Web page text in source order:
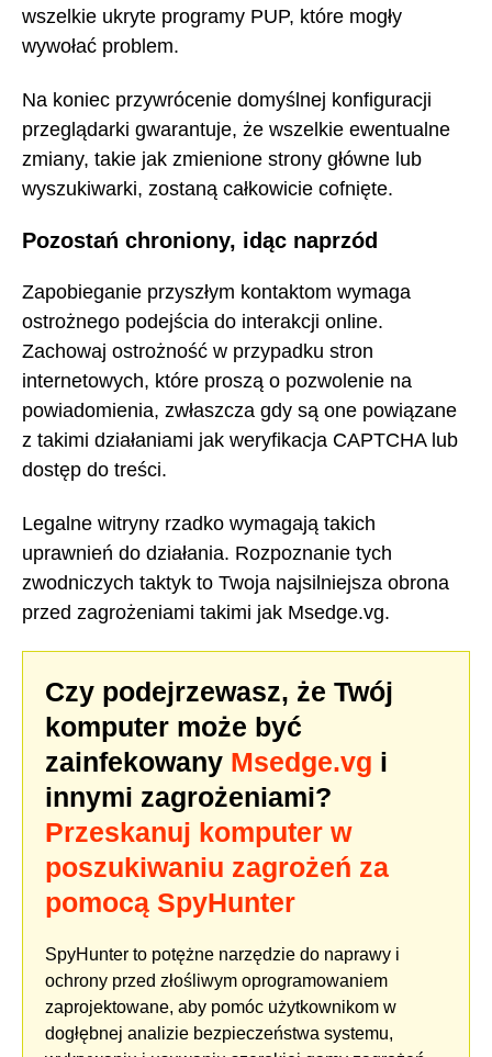
wszelkie ukryte programy PUP, które mogły
wywołać problem.
Na koniec przywrócenie domyślnej konfiguracji
przeglądarki gwarantuje, że wszelkie ewentualne
zmiany, takie jak zmienione strony główne lub
wyszukiwarki, zostaną całkowicie cofnięte.
Pozostań chroniony, idąc naprzód
Zapobieganie przyszłym kontaktom wymaga
ostrożnego podejścia do interakcji online.
Zachowaj ostrożność w przypadku stron
internetowych, które proszą o pozwolenie na
powiadomienia, zwłaszcza gdy są one powiązane
z takimi działaniami jak weryfikacja CAPTCHA lub
dostęp do treści.
Legalne witryny rzadko wymagają takich
uprawnień do działania. Rozpoznanie tych
zwodniczych taktyk to Twoja najsilniejsza obrona
przed zagrożeniami takimi jak Msedge.vg.
Czy podejrzewasz, że Twój
komputer może być
zainfekowany Msedge.vg i
innymi zagrożeniami?
Przeskanuj komputer w
poszukiwaniu zagrożeń za
pomocą SpyHunter
SpyHunter to potężne narzędzie do naprawy i
ochrony przed złośliwym oprogramowaniem
zaprojektowane, aby pomóc użytkownikom w
dogłębnej analizie bezpieczeństwa systemu,